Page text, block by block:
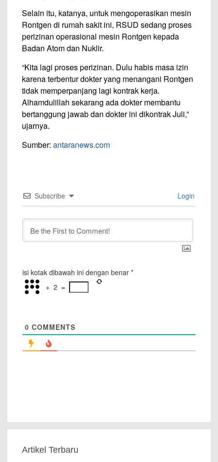
Selain itu, katanya, untuk mengoperasikan mesin
Rontgen di rumah sakit ini, RSUD sedang proses
perizinan operasional mesin Rontgen kepada
Badan Atom dan Nuklir.
“Kita lagi proses perizinan. Dulu habis masa izin
karena terbentur dokter yang menangani Rontgen
tidak memperpanjang lagi kontrak kerja.
Alhamdulillah sekarang ada dokter membantu
bertanggung jawab dan dokter ini dikontrak Juli,”
ujarnya.
Sumber: antaranews.com
Subscribe Login
isi kotak dibawah ini dengan benar *
+ 2 =
0 COMMENTS
Artikel Terbaru